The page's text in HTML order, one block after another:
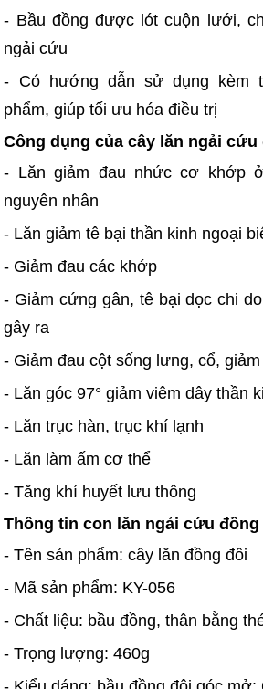
- Bầu đồng được lót cuộn lưới,
ngải cứu
- Có hướng dẫn sử dụng kèm
phẩm, giúp tối ưu hóa điều trị
Công dụng của cây lăn ngải cứu
- Lăn giảm đau nhức cơ khớp
nguyên nhân
- Lăn giảm tê bại thần kinh ngoại
- Giảm đau các khớp
- Giảm cứng gân, tê bại dọc chi
gây ra
- Giảm đau cột sống lưng, cổ,
- Lăn góc 97° giảm viêm dây thần
- Lăn trục hàn, trục khí lạnh
- Lăn làm ấm cơ thể
- Tăng khí huyết lưu thông
Thông tin con lăn ngải cứu đồng
- Tên sản phẩm: cây lăn đồng đôi
- Mã sản phẩm: KY-056
- Chất liệu: bầu đồng, thân bằng
- Trọng lượng: 460g